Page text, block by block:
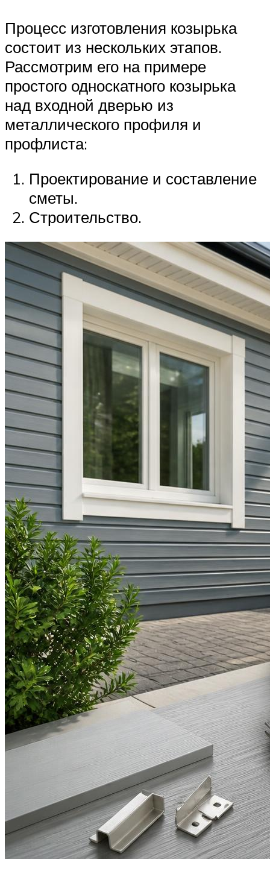
Процесс изготовления козырька
состоит из нескольких этапов.
Рассмотрим его на примере
простого односкатного козырька
над входной дверью из
металлического профиля и
профлиста:
Проектирование и составление
сметы.
Строительство.